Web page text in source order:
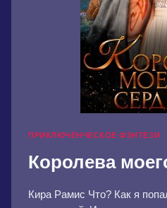
ПРИКЛЮЧЕНЧЕСКОЕ ФЭНТЕЗИ
Королева
Кира Рамис Что? Как я